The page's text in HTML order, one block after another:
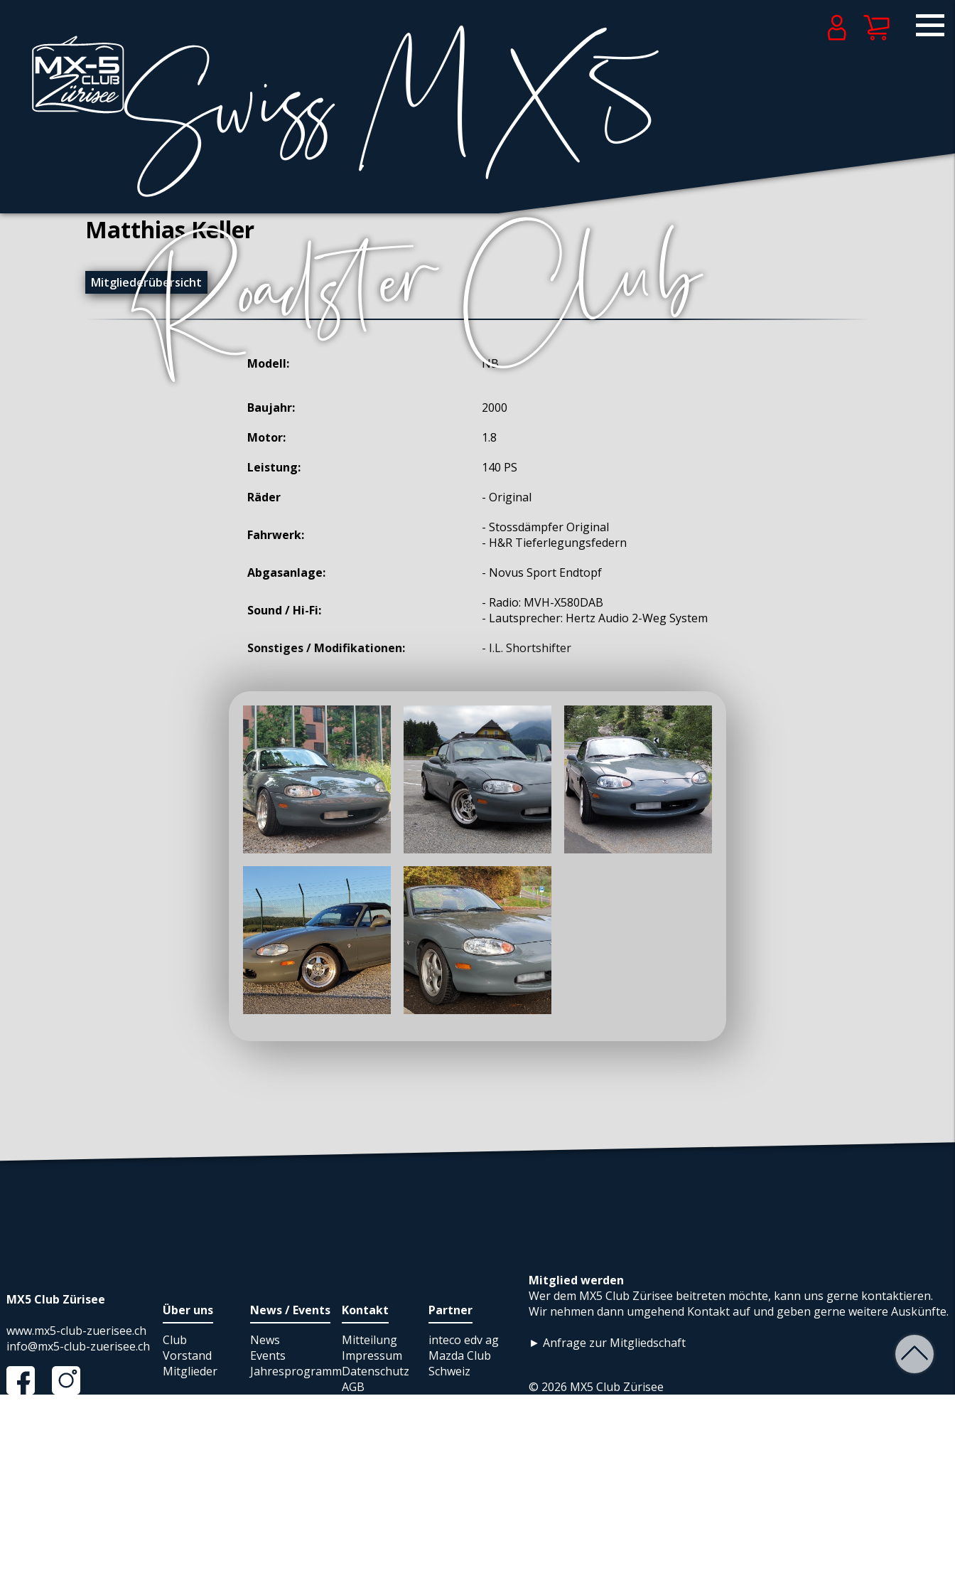
Matthias Keller
Mitgliederübersicht
Modell: NB
Baujahr:
2000
Motor:
1.8
Leistung:
140 PS
Räder
- Original
Fahrwerk:
- Stossdämpfer Original
- H&R Tieferlegungsfedern
Abgasanlage:
- Novus Sport Endtopf
Sound / Hi-Fi:
- Radio: MVH-X580DAB
- Lautsprecher: Hertz Audio 2-Weg System
Sonstiges / Modifikationen:
- I.L. Shortshifter
MX5 Club Zürisee
www.mx5-club-zuerisee.ch
info@mx5-club-zuerisee.ch
Über uns
Club
Vorstand
Mitglieder
News / Events
News
Events
Jahresprogramm
Kontakt
Mitteilung
Impressum
Datenschutz
AGB
Partner
inteco edv ag
Mazda Club
Schweiz
Mitglied werden
Wer dem MX5 Club Zürisee beitreten möchte, kann uns gerne kontaktieren.
Wir nehmen dann umgehend Kontakt auf und geben gerne weitere Auskünfte.
► Anfrage zur Mitgliedschaft
© 2026 MX5 Club Zürisee